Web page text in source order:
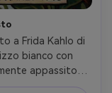
a Frida Kahlo di
bianco con
appassito,
simboliche e filo